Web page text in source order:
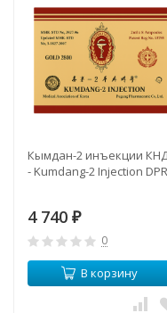
Кымдан-2 инъекции
- Kumdang-2 Injection
4 740 ₽
0
В корзину